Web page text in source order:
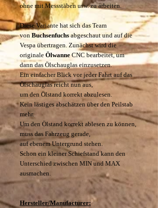
ohne mit Messstäben usw. zu arbeiten.
Diese Variante hat sich das Team
von Buchsenfuchsabgeschaut und auf die
Vespa übertragen. Zunächst wird die
originale Ölwanne CNC bearbeitet, um
dann das Ölschauglas einzusetzen.
Ein einfacher Blick vor jeder Fahrt auf das
Ölschauglas reicht nun aus,
um den Ölstand korrekt abzulesen.
Kein lästiges abschätzen über den Peilstab
mehr.
Um den Ölstand korrekt ablesen zu können,
muss das Fahrzeug gerade,
auf ebenem Untergrund stehen.
Schon ein kleiner Schiefstand kann den
Unterschied zwischen MIN und MAX
ausmachen.
Hersteller/Manufacturer: